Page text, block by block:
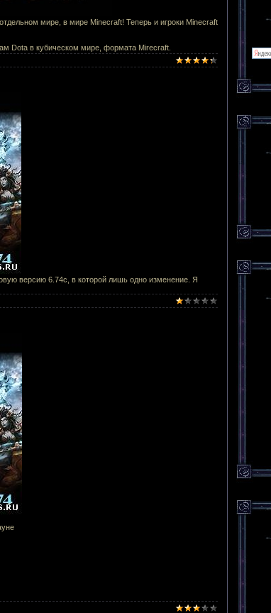
мире, в мире Minecraft! Теперь и игроки Minecraft
Dota в кубическом мире, формата Mirecraft.
версию 6.74c, в которой лишь одно изменение. Я